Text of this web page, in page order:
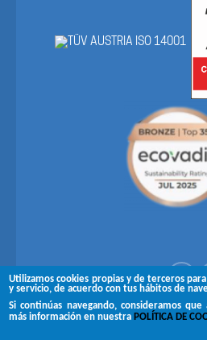
Utilizamos cookies propias y de terceros
y servicio, de acuerdo con tus hábitos de
Si continúas navegando, consideramos
más información en nuestra POLÍTICA DE
Síguenos en
Copyright © 2026